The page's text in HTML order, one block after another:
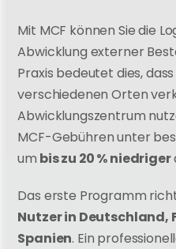
Mit MCF können Sie die
Abwicklung externer
Praxis bedeutet dies,
verschiedenen Orten
Abwicklungszentrum
MCF-Gebühren unter
um bis zu 20 % niedriger
Das erste Programm
Nutzer in Deutschland,
Spanien